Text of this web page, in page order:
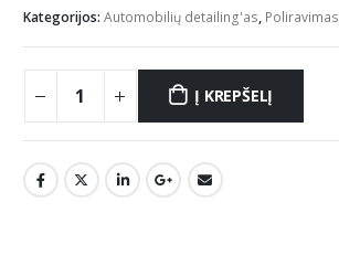
Kategorijos: Automobilių detailing'as, Poliravimas
Į KREPŠELĮ